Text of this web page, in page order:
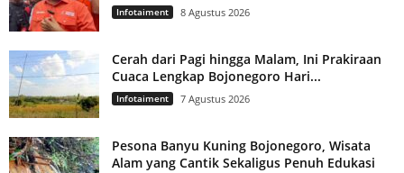
Infotaiment 8 Agustus 2026
Cerah dari Pagi hingga Malam, Ini Prakiraan
Cuaca Lengkap Bojonegoro Hari...
Infotaiment 7 Agustus 2026
Pesona Banyu Kuning Bojonegoro, Wisata
Alam yang Cantik Sekaligus Penuh Edukasi